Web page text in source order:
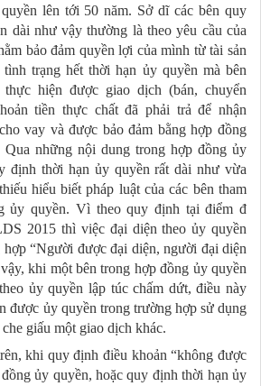
lên tới 50 năm. Sở dĩ các bên quy
dài như vậy thường là theo yêu cầu của
bảo đảm quyền lợi của mình từ tài sản
trạng hết thời hạn ủy quyền mà bên
hiện được giao dịch (bán, chuyển
tiền thực chất đã phải trả để nhận
vay và được bảo đảm bằng hợp đồng
Qua những nội dung trong hợp đồng ủy
định thời hạn ủy quyền rất dài như vừa
hiểu biết pháp luật của các bên tham
ủy quyền. Vì theo quy định tại điểm đ
2015 thì việc đại diện theo ủy quyền
“Người được đại diện, người đại diện
khi một bên trong hợp đồng ủy quyền
ủy quyền lập túc chấm dứt, điều này
được ủy quyền trong trường hợp sử dụng
giấu một giao dịch khác.
khi quy định điều khoản “không được
ủy quyền, hoặc quy định thời hạn ủy